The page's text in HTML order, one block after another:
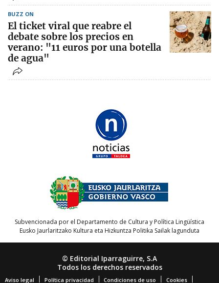
BUZZ ON
El ticket viral que reabre el
debate sobre los precios en
verano: "11 euros por una botella
de agua"
Subvencionada por el Departamento de Cultura y Política Lingüística
Eusko Jaurlaritzako Kultura eta Hizkuntza Politika Sailak lagunduta
© Editorial Iparraguirre, S.A
Todos los derechos reservados
Aviso legal Política privacidad Condiciones de uso Cookies